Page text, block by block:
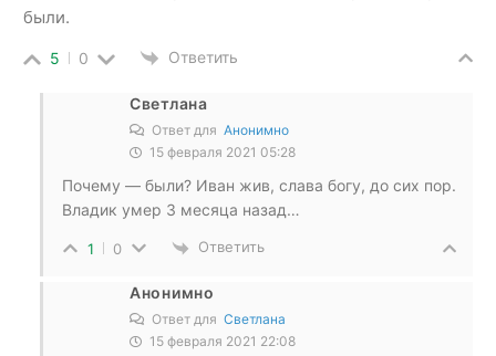
были.
5 0 Ответить
Светлана
Ответ для Анонимно
15 февраля 2021 05:28
Почему — были? Иван жив, слава богу, до сих пор.
Владик умер 3 месяца назад…
1 0 Ответить
Анонимно
Ответ для Светлана
15 февраля 2021 22:08